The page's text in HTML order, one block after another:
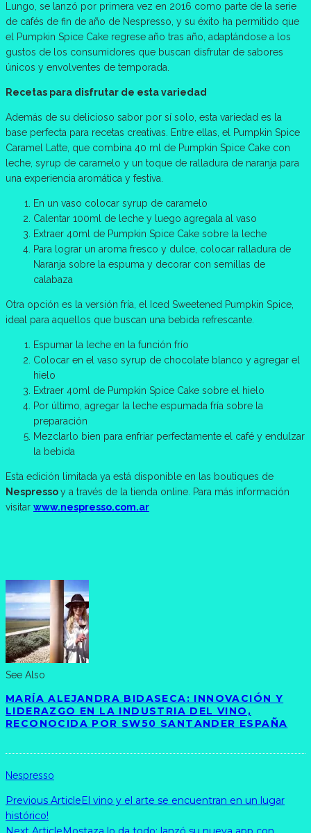
Lungo, se lanzó por primera vez en 2016 como parte de la serie
de cafés de fin de año de Nespresso, y su éxito ha permitido que
el Pumpkin Spice Cake regrese año tras año, adaptándose a los
gustos de los consumidores que buscan disfrutar de sabores
únicos y envolventes de temporada.
Recetas para disfrutar de esta variedad
Además de su delicioso sabor por sí solo, esta variedad es la
base perfecta para recetas creativas. Entre ellas, el Pumpkin Spice
Caramel Latte, que combina 40 ml de Pumpkin Spice Cake con
leche, syrup de caramelo y un toque de ralladura de naranja para
una experiencia aromática y festiva.
En un vaso colocar syrup de caramelo
Calentar 100ml de leche y luego agregala al vaso
Extraer 40ml de Pumpkin Spice Cake sobre la leche
Para lograr un aroma fresco y dulce, colocar ralladura de
Naranja sobre la espuma y decorar con semillas de
calabaza
Otra opción es la versión fría, el Iced Sweetened Pumpkin Spice,
ideal para aquellos que buscan una bebida refrescante.
Espumar la leche en la función frío
Colocar en el vaso syrup de chocolate blanco y agregar el
hielo
Extraer 40ml de Pumpkin Spice Cake sobre el hielo
Por último, agregar la leche espumada fría sobre la
preparación
Mezclarlo bien para enfriar perfectamente el café y endulzar
la bebida
Esta edición limitada ya está disponible en las boutiques de
Nespressoy a través de la tienda online. Para más información
visitar www.nespresso.com.ar
See Also
MARÍA ALEJANDRA BIDASECA: INNOVACIÓN Y
LIDERAZGO EN LA INDUSTRIA DEL VINO,
RECONOCIDA POR SW50 SANTANDER ESPAÑA
Nespresso
Previous Article El vino y el arte se encuentran en un lugar
histórico!